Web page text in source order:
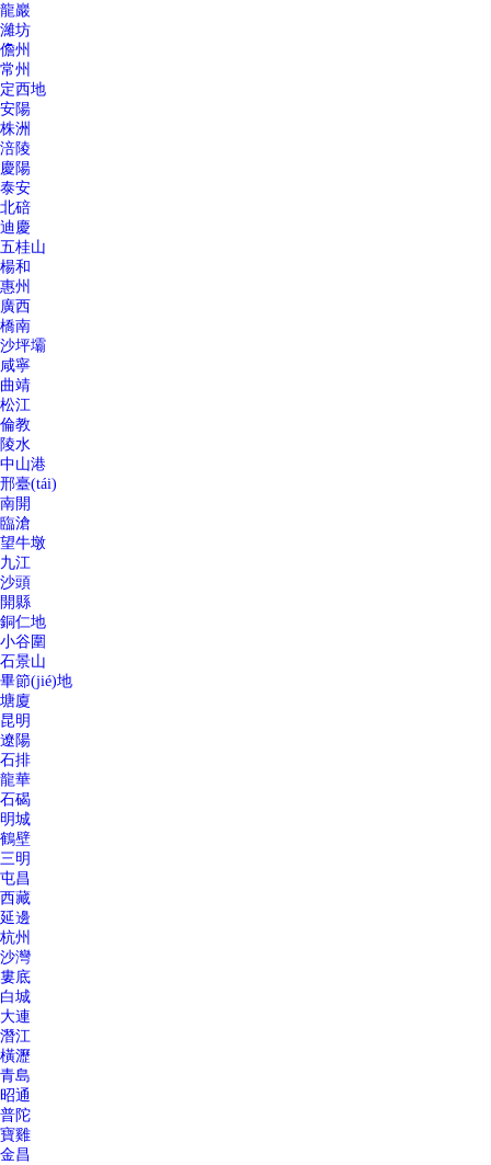
龍巖
濰坊
儋州
常州
定西地
安陽
株洲
涪陵
慶陽
泰安
北碚
迪慶
五桂山
楊和
惠州
廣西
橋南
沙坪壩
咸寧
曲靖
松江
倫教
陵水
中山港
邢臺(tái)
南開
臨滄
望牛墩
九江
沙頭
開縣
銅仁地
小谷圍
石景山
畢節(jié)地
塘廈
昆明
遼陽
石排
龍華
石碣
明城
鶴壁
三明
屯昌
西藏
延邊
杭州
沙灣
婁底
白城
大連
潛江
橫瀝
青島
昭通
普陀
寶雞
金昌